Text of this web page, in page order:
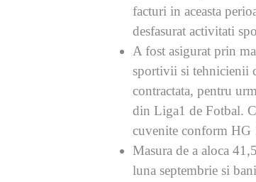
facturi in aceasta
desfasurat activitati
A fost asigurat prin
sportivii si tehnicienii
contractata, pentru
din Liga1 de Fotbal.
cuvenite conform HG
Masura de a aloca
luna septembrie si